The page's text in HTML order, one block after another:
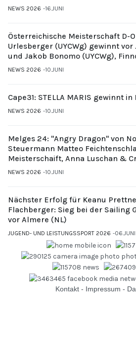
NEWS 2026 16.JUNI
Österreichische Meisterschaft D-
Urlesberger (UYCWg) gewinnt vor
und Jakob Bonomo (UYCWg),
Gubi (UYCMo)
NEWS 2026 10.JUNI
Cape31: STELLA MARIS gewinnt
NEWS 2026 10.JUNI
Melges 24: "Angry Dragon" von
Steuermann Matteo
Meisterschaift, Anna Luschan &
NEWS 2026 10.JUNI
Nächster Erfolg für Keanu
Flachberger: Sieg bei der Sailing
vor Almere (NL)
JUGEND- UND LEISTUNGSSPORT 2026 06.JUNI
Kontakt - Impressum -